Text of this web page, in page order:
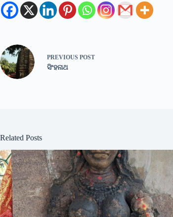
PREVIOUS POST
ସିଂହନାଥ
Related Posts